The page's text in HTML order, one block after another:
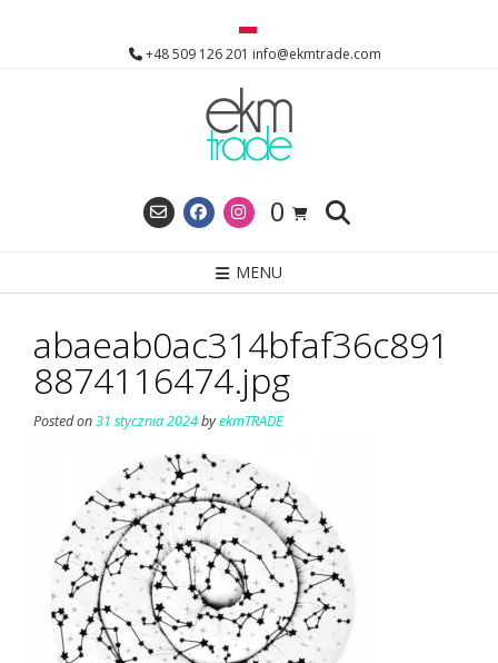
+48 509 126 201 info@ekmtrade.com
0
MENU
abaeab0ac314bfaf36c891
8874116474.jpg
Posted on31 stycznia 2024byekmTRADE